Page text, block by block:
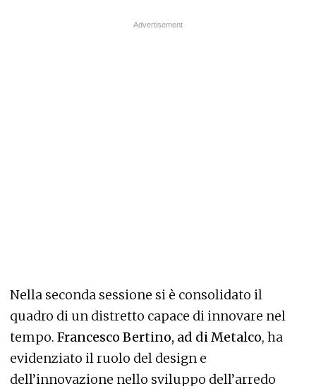
Nella seconda sessione si è consolidato il
quadro di un distretto capace di innovare nel
tempo. Francesco Bertino, ad di Metalco, ha
evidenziato il ruolo del design e
dell’innovazione nello sviluppo dell’arredo